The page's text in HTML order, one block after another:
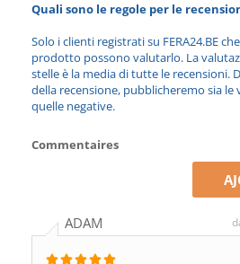
Quali sono le regole per le
Solo i clienti registrati su FERA24.BE
prodotto possono valutarlo. La
stelle è la media di tutte le recensioni.
della recensione, pubblicheremo sia
quelle negative.
Commentaires
ADAM